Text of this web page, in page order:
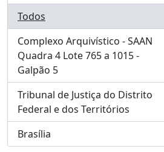
Todos
Complexo Arquivístico - SAAN
Quadra 4 Lote 765 a 1015 -
Galpão 5
, 67 resultados
Tribunal de Justiça do Distrito
Federal e dos Territórios
, 53 resultados
Brasília
, 3 resultados